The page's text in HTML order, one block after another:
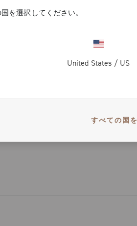
を選択してください。
United States / US
すべての国
スピレーションを受け、大きく
性を誇り、確実な制動力を生み
の中には取り付けと調整方法が
ョーロ純正のブレーキ・パッド